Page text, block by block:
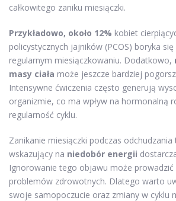
całkowitego zaniku miesiączki.
Przykładowo, około 12% kobiet
policystycznych jajników (PCOS) boryka
regularnym miesiączkowaniu. Dodatkowo,
masy ciała może jeszcze bardziej
Intensywne ćwiczenia często generują
organizmie, co ma wpływ na hormonalną
regularność cyklu.
Zanikanie miesiączki podczas odchudzania
wskazujący na niedobór energii
Ignorowanie tego objawu może prowadzić
problemów zdrowotnych. Dlatego warto
swoje samopoczucie oraz zmiany w cyklu